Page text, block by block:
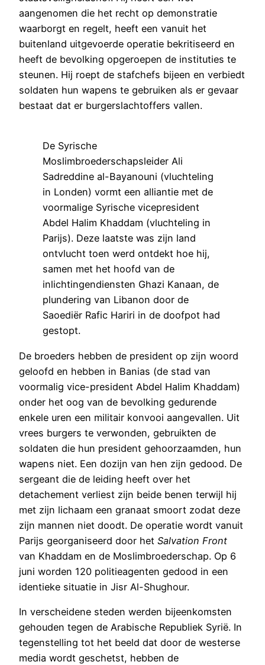
aangenomen die het recht op demonstratie
waarborgt en regelt, heeft een vanuit het
buitenland uitgevoerde operatie bekritiseerd en
heeft de bevolking opgeroepen de instituties te
steunen. Hij roept de stafchefs bijeen en verbiedt
soldaten hun wapens te gebruiken als er gevaar
bestaat dat er burgerslachtoffers vallen.
De Syrische
Moslimbroederschapsleider Ali
Sadreddine al-Bayanouni (vluchteling
in Londen) vormt een alliantie met de
voormalige Syrische vicepresident
Abdel Halim Khaddam (vluchteling in
Parijs). Deze laatste was zijn land
ontvlucht toen werd ontdekt hoe hij,
samen met het hoofd van de
inlichtingendiensten Ghazi Kanaan, de
plundering van Libanon door de
Saoediër Rafic Hariri in de doofpot had
gestopt.
De broeders hebben de president op zijn woord
geloofd en hebben in Banias (de stad van
voormalig vice-president Abdel Halim Khaddam)
onder het oog van de bevolking gedurende
enkele uren een militair konvooi aangevallen. Uit
vrees burgers te verwonden, gebruikten de
soldaten die hun president gehoorzaamden, hun
wapens niet. Een dozijn van hen zijn gedood. De
sergeant die de leiding heeft over het
detachement verliest zijn beide benen terwijl hij
met zijn lichaam een granaat smoort zodat deze
zijn mannen niet doodt. De operatie wordt vanuit
Parijs georganiseerd door het Salvation Front
van Khaddam en de Moslimbroederschap. Op 6
juni worden 120 politieagenten gedood in een
identieke situatie in Jisr Al-Shughour.
In verscheidene steden werden bijeenkomsten
gehouden tegen de Arabische Republiek Syrië. In
tegenstelling tot het beeld dat door de westerse
media wordt geschetst, hebben de